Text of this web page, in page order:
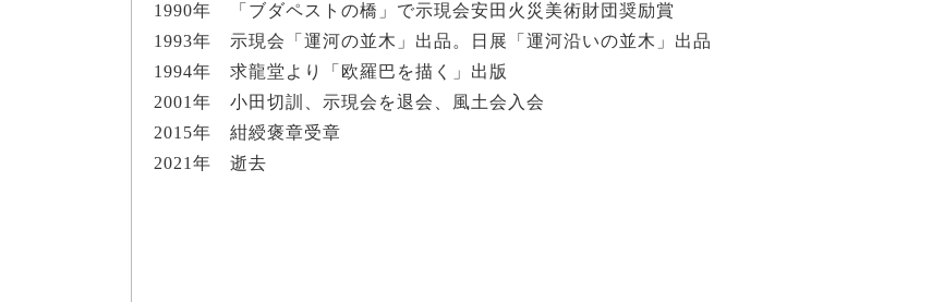
1990年 「ブダペストの橋」で示現会安田火災美術財団奨励賞
1993年 示現会「運河の並木」出品。日展「運河沿いの並木」出品
1994年 求龍堂より「欧羅巴を描く」出版
2001年 小田切訓、示現会を退会、風土会入会
2015年 紺綬褒章受章
2021年 逝去